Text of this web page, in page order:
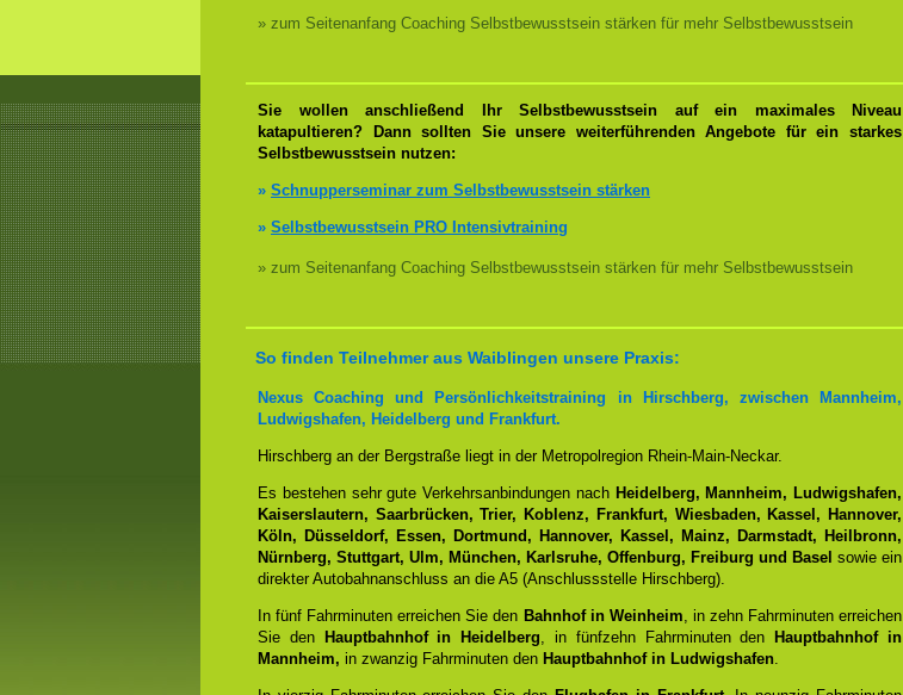
» zum Seitenanfang Coaching Selbstbewusstsein stärken für mehr Selbstbewusstsein
Sie wollen anschließend Ihr Selbstbewusstsein auf ein maximales Niveau
katapultieren? Dann sollten Sie unsere weiterführenden Angebote für ein starkes
Selbstbewusstsein nutzen:
» Schnupperseminar zum Selbstbewusstsein stärken
» Selbstbewusstsein PRO Intensivtraining
» zum Seitenanfang Coaching Selbstbewusstsein stärken für mehr Selbstbewusstsein
So finden Teilnehmer aus Waiblingen unsere Praxis:
Nexus Coaching und Persönlichkeitstraining in Hirschberg, zwischen Mannheim,
Ludwigshafen, Heidelberg und Frankfurt.
Hirschberg an der Bergstraße liegt in der Metropolregion Rhein-Main-Neckar.
Es bestehen sehr gute Verkehrsanbindungen nach Heidelberg, Mannheim, Ludwigshafen,
Kaiserslautern, Saarbrücken, Trier, Koblenz, Frankfurt, Wiesbaden, Kassel, Hannover,
Köln, Düsseldorf, Essen, Dortmund, Hannover, Kassel, Mainz, Darmstadt, Heilbronn,
Nürnberg, Stuttgart, Ulm, München, Karlsruhe, Offenburg, Freiburg und Basel sowie ein
direkter Autobahnanschluss an die A5 (Anschlussstelle Hirschberg).
In fünf Fahrminuten erreichen Sie den Bahnhof in Weinheim, in zehn Fahrminuten erreichen
Sie den
Hauptbahnhof in Heidelberg, in fünfzehn Fahrminuten den
Hauptbahnhof in
Mannheim, in zwanzig Fahrminuten den Hauptbahnhof in Ludwigshafen.